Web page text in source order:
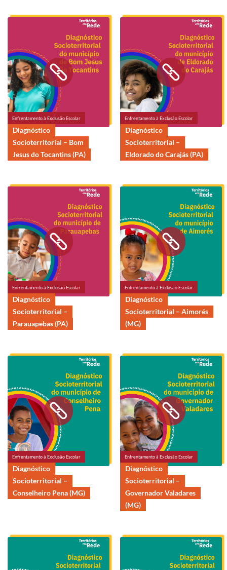
Enfrentamento à Exclusão Escolar
Diagnóstico
Socioterritorial – Bom
Jesus do Tocantins (PA)
Enfrentamento à Exclusão Escolar
Diagnóstico
Socioterritorial –
Eldorado do Carajás (PA)
Enfrentamento à Exclusão Escolar
Diagnóstico
Socioterritorial –
Parauapebas (PA)
Enfrentamento à Exclusão Escolar
Diagnóstico
Socioterritorial – Aimorés
(MG)
Enfrentamento à Exclusão Escolar
Diagnóstico
Socioterritorial –
Conselheiro Pena (MG)
Enfrentamento à Exclusão Escolar
Diagnóstico
Socioterritorial –
Governador Valadares
(MG)